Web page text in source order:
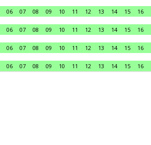
06 07 08 09 10 11 12 13 14 15 16
06 07 08 09 10 11 12 13 14 15 16
06 07 08 09 10 11 12 13 14 15 16
06 07 08 09 10 11 12 13 14 15 16